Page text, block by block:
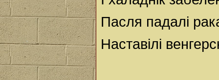
Пасля падалі
Наставілі